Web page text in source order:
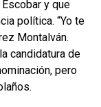
y que
política. “Yo te
Montalván.
candidatura de
pero